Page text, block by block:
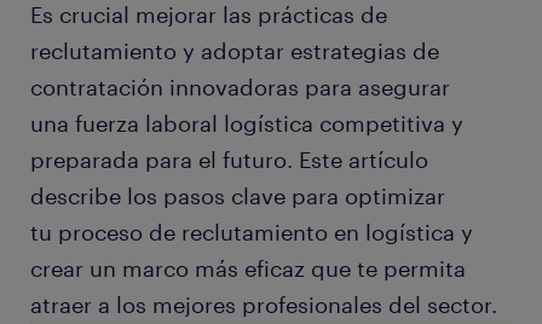
Es crucial mejorar las prácticas de
reclutamiento y adoptar estrategias de
contratación innovadoras para asegurar
una fuerza laboral logística competitiva y
preparada para el futuro. Este artículo
describe los pasos clave para optimizar
tu proceso de reclutamiento en logística y
crear un marco más eficaz que te permita
atraer a los mejores profesionales del sector.